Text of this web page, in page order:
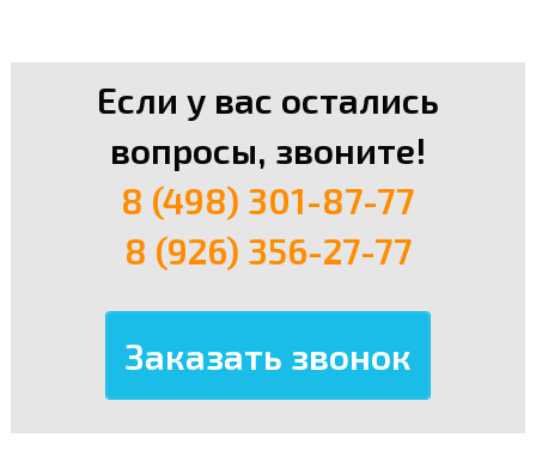
Если у вас остались
вопросы, звоните!
8 (498) 301-87-77
8 (926) 356-27-77